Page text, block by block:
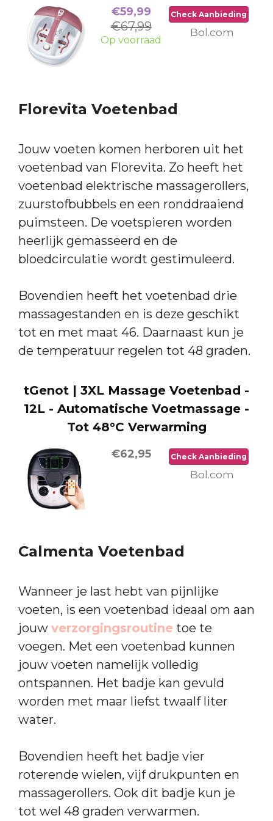
€59,99
€67,99
Op voorraad
Check Aanbieding
Bol.com
Florevita Voetenbad
Jouw voeten komen herboren uit het
voetenbad van Florevita. Zo heeft het
voetenbad elektrische massagerollers,
zuurstofbubbels en een ronddraaiend
puimsteen. De voetspieren worden
heerlijk gemasseerd en de
bloedcirculatie wordt gestimuleerd.
Bovendien heeft het voetenbad drie
massagestanden en is deze geschikt
tot en met maat 46. Daarnaast kun je
de temperatuur regelen tot 48 graden.
tGenot | 3XL Massage Voetenbad -
12L - Automatische Voetmassage -
Tot 48°C Verwarming
€62,95 Check Aanbieding
Bol.com
Calmenta Voetenbad
Wanneer je last hebt van pijnlijke
voeten, is een voetenbad ideaal om aan
jouw verzorgingsroutine toe te
voegen. Met een voetenbad kunnen
jouw voeten namelijk volledig
ontspannen. Het badje kan gevuld
worden met maar liefst twaalf liter
water.
Bovendien heeft het badje vier
roterende wielen, vijf drukpunten en
massagerollers. Ook dit badje kun je
tot wel 48 graden verwarmen.